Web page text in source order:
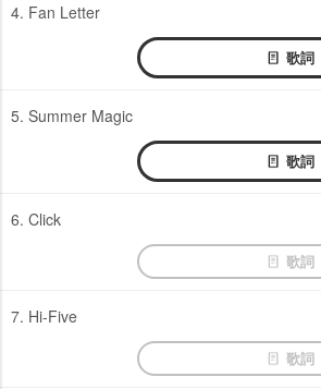
4. Fan Letter
歌詞
5. Summer Magic
歌詞
6. Click
歌詞
7. Hi-Five
歌詞